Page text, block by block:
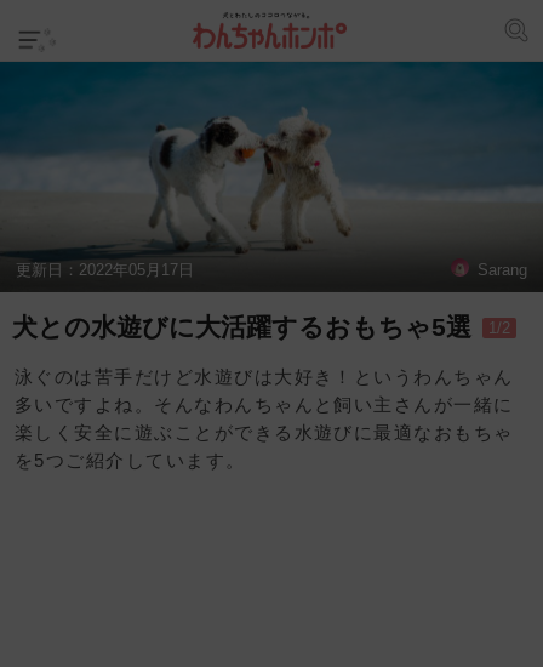
更新日： 2022年05月17日 Sarang
犬との水遊びに大活躍するおもちゃ5選 1/2
泳ぐのは苦手だけど水遊びは大好き！というわんちゃん
多いですよね。そんなわんちゃんと飼い主さんが一緒に
楽しく安全に遊ぶことができる水遊びに最適なおもちゃ
を5つご紹介しています。